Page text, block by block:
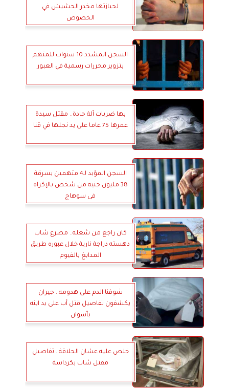
لحيازتها مخدر الحشيش في
الخصوص
السجن المشدد 10 سنوات للمتهم
بتزوير محررات رسمية في العبور
بها ضربات آلة حادة.. مقتل سيدة
عمرها 75 عاما على يد نجلها في قنا
السجن المؤبد لـ4 متهمين بسرقة
38 مليون جنيه من شخص بالإكراه
فى سوهاج
كان راجع من شغله.. مصرع شاب
دهسته دراجة نارية خلال عبوره طريق
المدابغ بالفيوم
شوفنا الدم على هدومه.. جيران
يكشفون تفاصيل قتل أب على يد ابنه
بأسوان
خلص عليه عشان الحلاقة.. تفاصيل
مقتل شاب بكرداسة